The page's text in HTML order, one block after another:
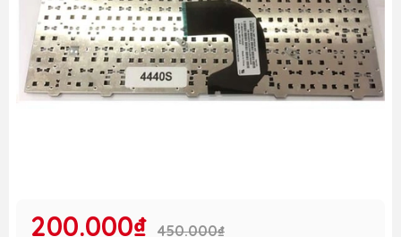
200.000₫ 450.000₫